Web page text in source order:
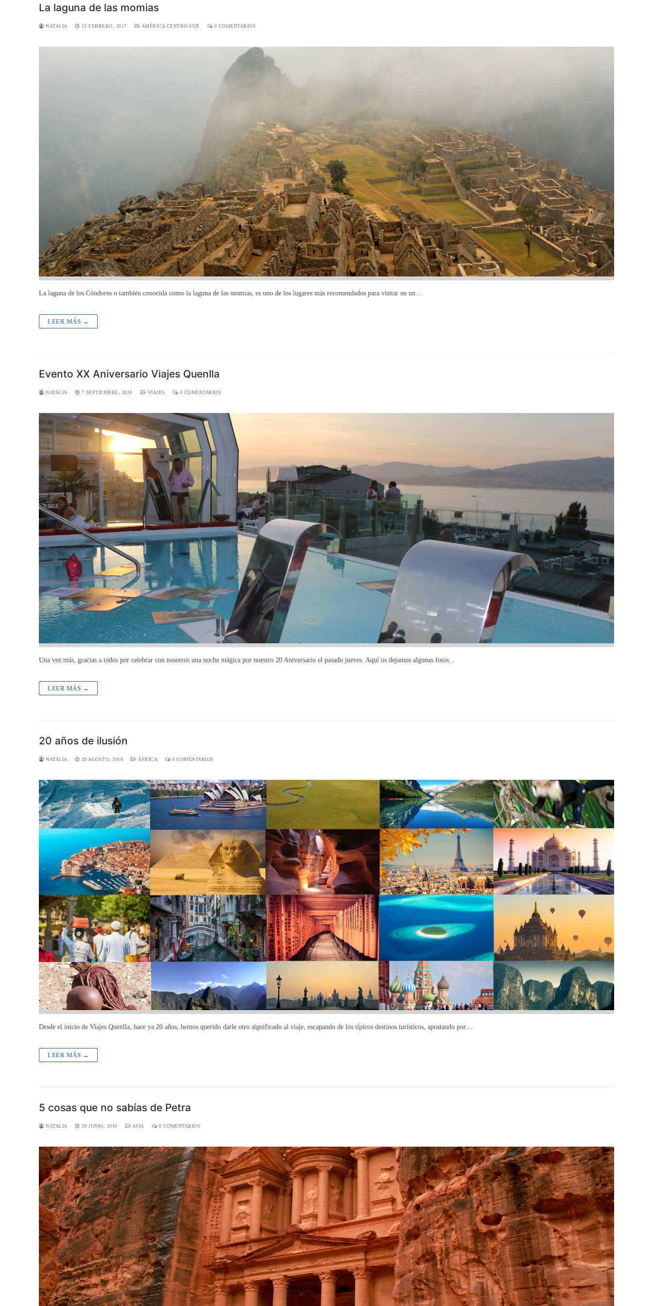
La laguna de las momias
NATALIA 15 FEBRERO, 2017 AMÉRICA CENTRO-SUR 0 COMENTARIOS
La laguna de los Cóndores o también conocida como la laguna de las momias, es uno de los lugares más recomendados para visitar en un…
LEER MÁS →
Evento XX Aniversario Viajes Quenlla
NATALIA 7 SEPTIEMBRE, 2016 VIAJES 0 COMENTARIOS
Una vez más, gracias a todos por celebrar con nosotros una noche mágica por nuestro 20 Aniversario el pasado jueves. Aquí os dejamos algunas fotos…
LEER MÁS →
20 años de ilusión
NATALIA 29 AGOSTO, 2016 ÁFRICA 0 COMENTARIOS
Desde el inicio de Viajes Quenlla, hace ya 20 años, hemos querido darle otro significado al viaje, escapando de los típicos destinos turísticos, apostando por…
LEER MÁS →
5 cosas que no sabías de Petra
NATALIA 29 JUNIO, 2016 ASIA 0 COMENTARIOS